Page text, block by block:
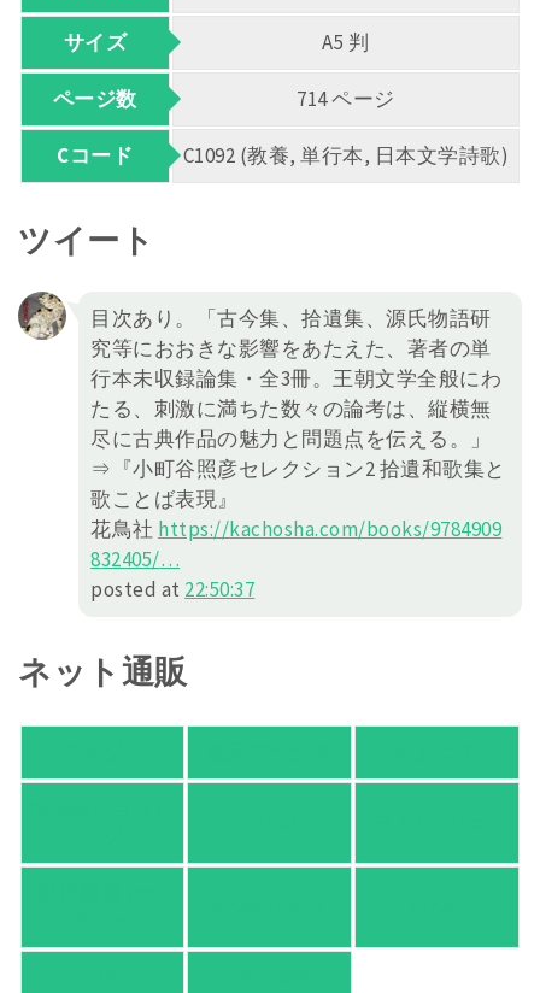
サイズ A5 判
ページ数 714 ページ
Cコード C1092 (教養, 単行本, 日本文学詩歌)
ツイート
目次あり。「古今集、拾遺集、源氏物語研
究等におおきな影響をあたえた、著者の単
行本未収録論集・全3冊。王朝文学全般にわ
たる、刺激に満ちた数々の論考は、縦横無
尽に古典作品の魅力と問題点を伝える。」
⇒『小町谷照彦セレクション2 拾遺和歌集と
歌ことば表現』
花鳥社 https://kachosha.com/books/9784909
832405/…
posted at 22:50:37
ネット通販